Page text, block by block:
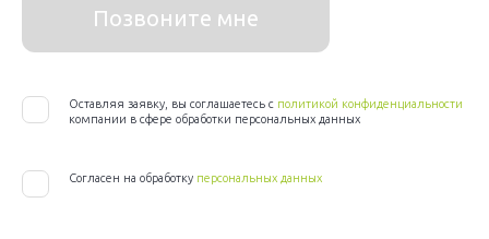
Позвоните мне
Оставляя заявку, вы соглашаетесь с политикой конфиденциальности
компании в сфере обработки персональных данных
Согласен на обработку персональных данных